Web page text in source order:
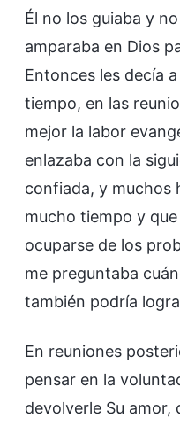
Él no los guiaba y
amparaba en Dios
Entonces les decía
tiempo, en las
mejor la labor
enlazaba con la
confiada, y muchos
mucho tiempo y
ocuparse de los
me preguntaba
también podría
En reuniones
pensar en la
devolverle Su